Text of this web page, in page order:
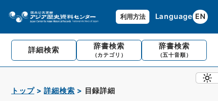
利用方法 Language EN
詳細検索 辞書検索
（カテゴリ）
辞書検索
（五十音順）
トップ 詳細検索 目録詳細